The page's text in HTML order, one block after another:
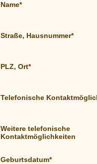
Name*
Straße, Hausnummer*
PLZ, Ort*
Telefonische
Weitere telefonische
Kontaktmöglichkeiten
Geburtsdatum*